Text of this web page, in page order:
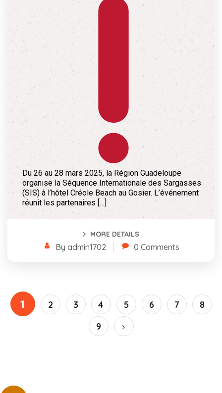
Du 26 au 28 mars 2025, la Région Guadeloupe
organise la Séquence Internationale des Sargasses
(SIS) à l’hôtel Créole Beach au Gosier. L’événement
réunit les partenaires […]
MORE DETAILS
By admin1702 0 Comments
1 2 3 4 5 6 7
8
9